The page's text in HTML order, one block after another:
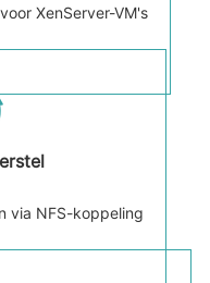
XenServer-VM's
via NFS-koppeling